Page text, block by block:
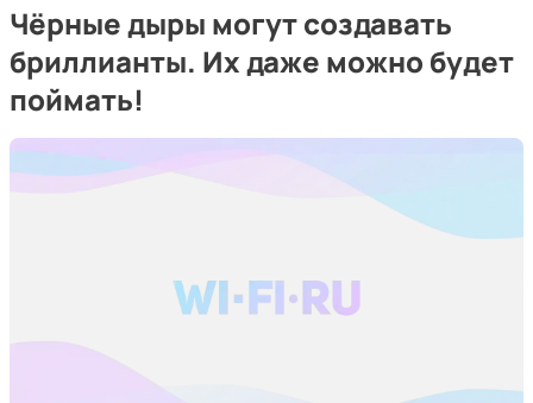
Чёрные дыры могут создавать
бриллианты. Их даже можно будет
поймать!